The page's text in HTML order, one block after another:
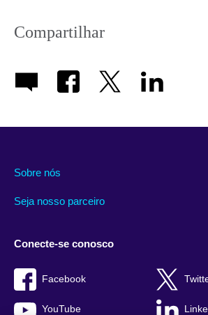
Compartilhar
Sobre nós
Seja nosso parceiro
Conecte-se conosco
Facebook
YouTube